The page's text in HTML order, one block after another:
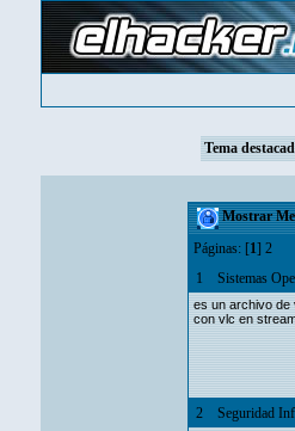
Tema
Mostrar
Páginas: [1] 2
1
Sistemas
es un archivo de
con vlc en
2 Seguridad